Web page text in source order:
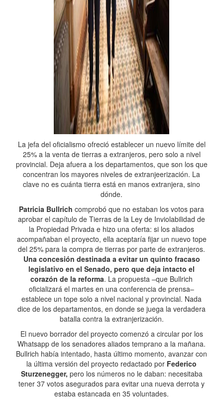
La jefa del oficialismo ofreció establecer un nuevo límite del
25% a la venta de tierras a extranjeros, pero solo a nivel
provincial. Deja afuera a los departamentos, que son los que
concentran los mayores niveles de extranjeerización. La
clave no es cuánta tierra está en manos extranjera, sino
dónde.
Patricia Bullrich comprobó que no estaban los votos para
aprobar el capítulo de Tierras de la Ley de Inviolabilidad de
la Propiedad Privada e hizo una oferta: si los aliados
acompañaban el proyecto, ella aceptaría fijar un nuevo tope
del 25% para la compra de tierras por parte de extranjeros.
Una concesión destinada a evitar un quinto fracaso
legislativo en el Senado, pero que deja intacto el
corazón de la reforma. La propuesta –que Bullrich
oficializará el martes en una conferencia de prensa–
establece un tope solo a nivel nacional y provincial. Nada
dice de los departamentos, en donde se juega la verdadera
batalla contra la extranjerización.
El nuevo borrador del proyecto comenzó a circular por los
Whatsapp de los senadores aliados temprano a la mañana.
Bullrich había intentado, hasta último momento, avanzar con
la última versión del proyecto redactado por Federico
Sturzenegger, pero los números no le daban: necesitaba
tener 37 votos asegurados para evitar una nueva derrota y
estaba estancada en 35 voluntades.